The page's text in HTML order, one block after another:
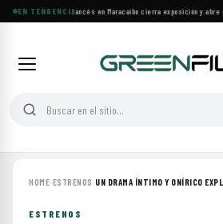
EN TENDENCIA
Festival de Cine Francés en Maracaibo cierra exposición y abre
HOME›ESTRENOS ›UN DRAMA ÍNTIMO Y ONÍRICO
ESTRENOS